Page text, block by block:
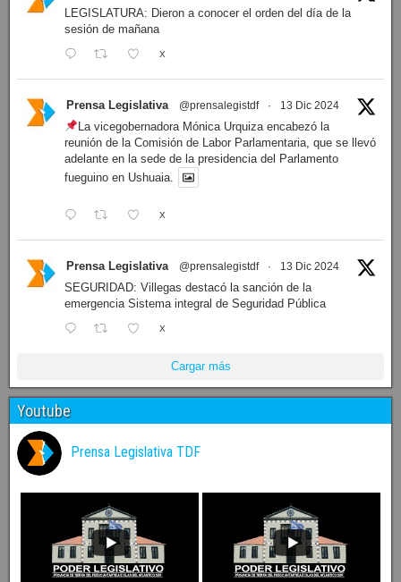
LEGISLATURA: Dieron a conocer el orden del día de la
sesión de mañana
X
Prensa Legislativa @prensalegistdf · 13 Dic 2024
La vicegobernadora Mónica Urquiza encabezó la
reunión de la Comisión de Labor Parlamentaria, que se llevó
adelante en la sede de la presidencia del Parlamento
fueguino en Ushuaia.
X
Prensa Legislativa @prensalegistdf · 13 Dic 2024
SEGURIDAD: Villegas destacó la sanción de la
emergencia Sistema integral de Seguridad Pública
X
Cargar más
Youtube
Prensa Legislativa TDF